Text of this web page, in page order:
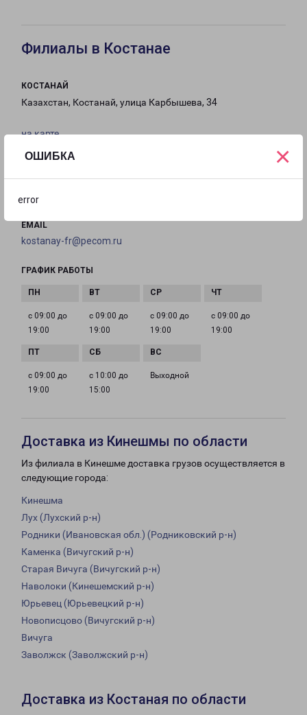
ОШИБКА
error
×
Филиалы в Костанае
КОСТАНАЙ
Казахстан, Костанай, улица Карбышева, 34
на карте
ТЕЛЕФОН
+7(707) 965-85-84, +7 (702) 862-17-92, +7 (776)
344-44-69
EMAIL
kostanay-fr@pecom.ru
ГРАФИК РАБОТЫ
с 09:00 до
19:00
с 09:00 до
19:00
с 09:00 до
19:00
с 09:00 до
19:00
с 09:00 до
19:00
с 10:00 до
15:00
Выходной
Доставка из Кинешмы по области
Из филиала в Кинешме доставка грузов осуществляется в
следующие города:
Кинешма
Лух (Лухский р-н)
Родники (Ивановская обл.) (Родниковский р-н)
Каменка (Вичугский р-н)
Старая Вичуга (Вичугский р-н)
Наволоки (Кинешемский р-н)
Юрьевец (Юрьевецкий р-н)
Новописцово (Вичугский р-н)
Вичуга
Заволжск (Заволжский р-н)
Доставка из Костаная по области